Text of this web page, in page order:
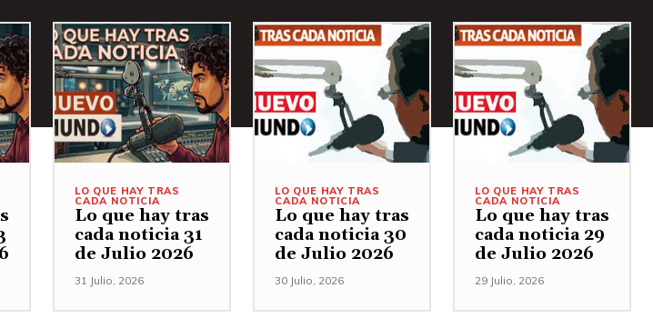
LO QUE HAY TRAS
CADA NOTICIA
Lo que hay tras
cada noticia 31
de Julio 2026
31 Julio, 2026
LO QUE HAY TRAS
CADA NOTICIA
Lo que hay tras
cada noticia 30
de Julio 2026
30 Julio, 2026
LO QUE HAY TRAS
CADA NOTICIA
Lo que hay tras
cada noticia 29
de Julio 2026
29 Julio, 2026